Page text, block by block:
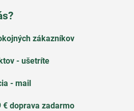
zákazníkov
- ušetríte
- mail
€ doprava zadarmo